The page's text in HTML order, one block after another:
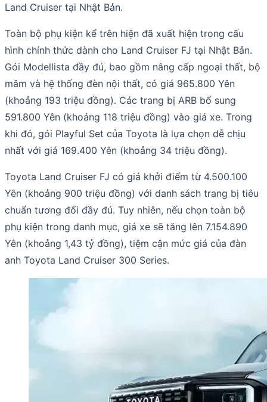
Land Cruiser tại Nhật Bản.
Toàn bộ phụ kiện kể trên hiện đã xuất hiện trong cấu
hình chính thức dành cho Land Cruiser FJ tại Nhật Bản.
Gói Modellista đầy đủ, bao gồm nâng cấp ngoại thất, bộ
mâm và hệ thống đèn nội thất, có giá 965.800 Yên
(khoảng 193 triệu đồng). Các trang bị ARB bổ sung
591.800 Yên (khoảng 118 triệu đồng) vào giá xe. Trong
khi đó, gói Playful Set của Toyota là lựa chọn dễ chịu
nhất với giá 169.400 Yên (khoảng 34 triệu đồng).
Toyota Land Cruiser FJ có giá khởi điểm từ 4.500.100
Yên (khoảng 900 triệu đồng) với danh sách trang bị tiêu
chuẩn tương đối đầy đủ. Tuy nhiên, nếu chọn toàn bộ
phụ kiện trong danh mục, giá xe sẽ tăng lên 7.154.890
Yên (khoảng 1,43 tỷ đồng), tiệm cận mức giá của đàn
anh Toyota Land Cruiser 300 Series.